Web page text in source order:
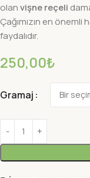
olanvişne reçeli
Çağımızın en önemli
faydalıdır.
250,00₺
Gramaj